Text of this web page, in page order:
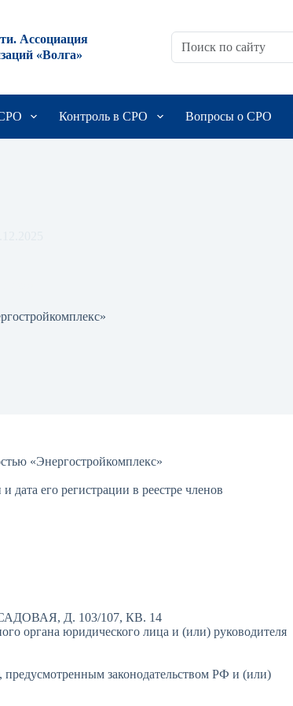
Ассоциация
«Волга»
Контроль в СРО Вопросы о СРО
«Энергостройкомплекс»
его регистрации в реестре членов
Д. 103/107, КВ. 14
органа юридического лица и (или) руководителя
законодательством РФ и (или)